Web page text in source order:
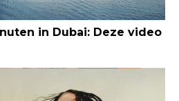
in Dubai: Deze video